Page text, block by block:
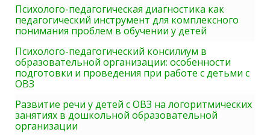
Психолого-педагогическая диагностика как
педагогический инструмент для комплексного
понимания проблем в обучении у детей
Психолого-педагогический консилиум в
образовательной организации: особенности
подготовки и проведения при работе с детьми с
ОВЗ
Развитие речи у детей с ОВЗ на логоритмических
занятиях в дошкольной образовательной
организации